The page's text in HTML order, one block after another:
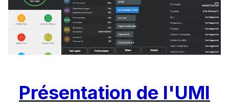
Présentation de l'UMI